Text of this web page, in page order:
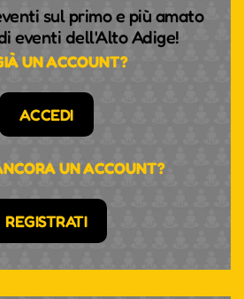
sul primo e più amato
eventi dell'Alto Adige!
UN ACCOUNT?
ACCEDI
UN ACCOUNT?
REGISTRATI